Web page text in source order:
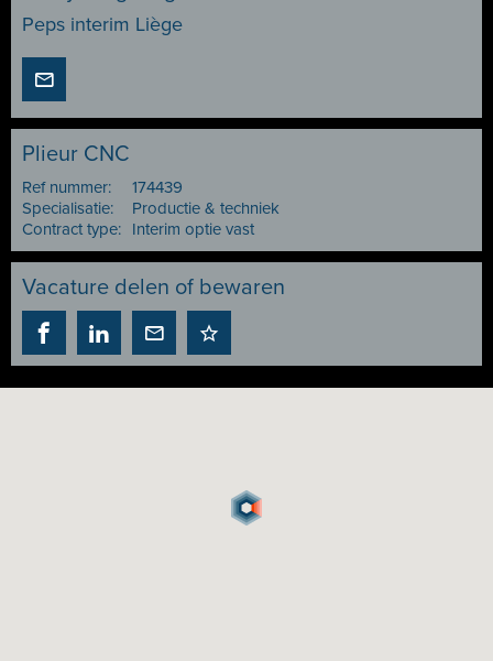
Peps interim Liège
Plieur CNC
Ref nummer:
174439
Specialisatie:
Productie & techniek
Contract type:
Interim optie vast
Vacature delen of bewaren